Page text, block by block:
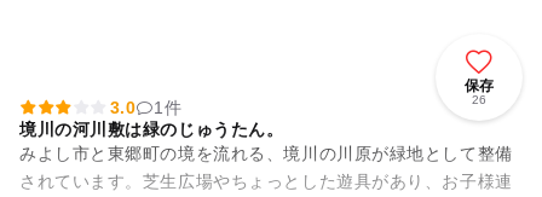
保存
26
3.0
1件
境川の河川敷は緑のじゅうたん。
みよし市と東郷町の境を流れる、境川の川原が緑地として整備
されています。芝生広場やちょっとした遊具があり、お子様連